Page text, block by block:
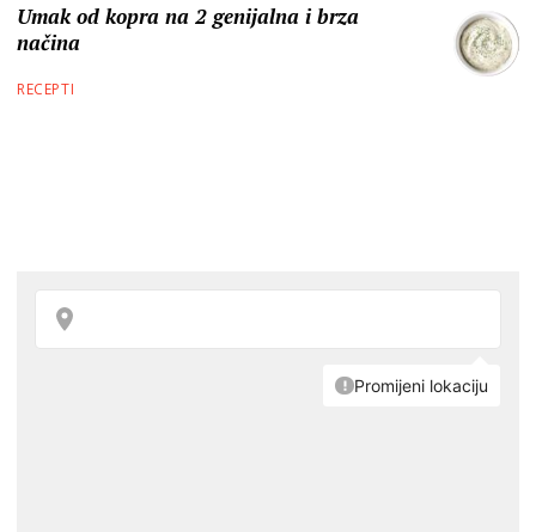
Umak od kopra na 2 genijalna i brza
načina
RECEPTI